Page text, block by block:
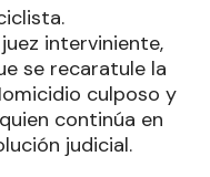
interviniente,
se recaratule la
culposo y
continúa en
judicial.